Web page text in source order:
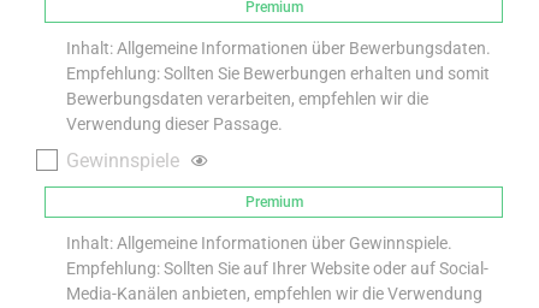
Premium
Inhalt: Allgemeine Informationen über Bewerbungsdaten.
Empfehlung: Sollten Sie Bewerbungen erhalten und somit
Bewerbungsdaten verarbeiten, empfehlen wir die
Verwendung dieser Passage.
Gewinnspiele
Premium
Inhalt: Allgemeine Informationen über Gewinnspiele.
Empfehlung: Sollten Sie auf Ihrer Website oder auf Social-
Media-Kanälen anbieten, empfehlen wir die Verwendung